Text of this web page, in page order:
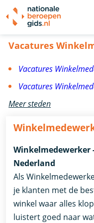
Vacatures
Vacatures
Vacatures
Vacatures
Meer steden
Winkelmedewerker
Nederland
Als
je klanten met de
winkel waar alles
luistert goed naar